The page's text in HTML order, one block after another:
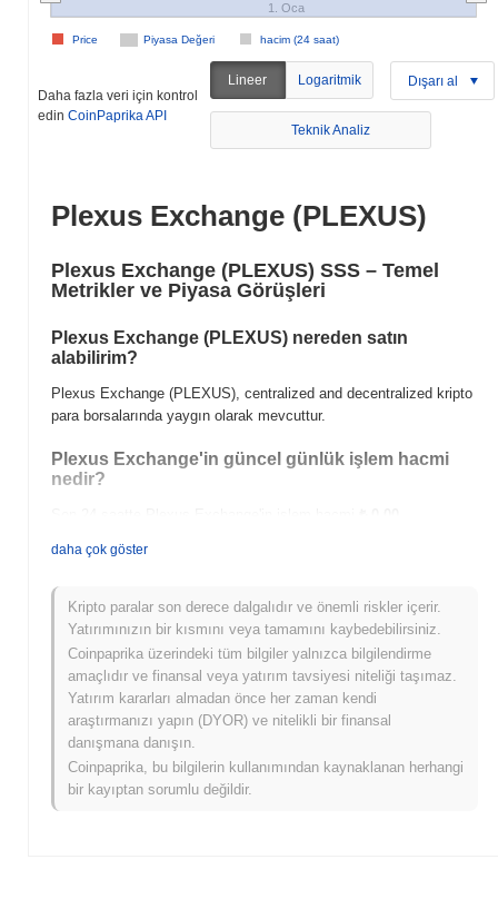
Piyasa Değeri hacim (24 saat)
Price
1. Oca
Daha fazla veri için kontrol
edin CoinPaprika API
Lineer Logaritmik Dışarı al
Teknik Analiz
Plexus Exchange (PLEXUS)
Plexus Exchange (PLEXUS) SSS – Temel
Metrikler ve Piyasa Görüşleri
Plexus Exchange (PLEXUS) nereden satın
alabilirim?
Plexus Exchange (PLEXUS), centralized and decentralized kripto
para borsalarında yaygın olarak mevcuttur.
Plexus Exchange'in güncel günlük işlem hacmi
nedir?
Plexus Exchange'in fiyat aralığı geçmişi nedir?
Tüm Zamanların En Yüksek Değeri (ATH): 13
Tüm Zamanların En Düşük Değeri (ATL):
Plexus Exchange şu anda ATH'sinin ~6.04%altında işlem görüyor
Plexus Exchange, daha geniş kripto piyasasıyla
karşılaştırıldığında nasıl performans gösteriyor?
Son 7 günde Plexus Exchange
piyasasından
daha çok göster
Kripto paralar son derece dalgalıdır ve önemli riskler içerir.
Yatırımınızın bir kısmını veya tamamını kaybedebilirsiniz.
Coinpaprika üzerindeki tüm bilgiler yalnızca bilgilendirme
amaçlıdır ve finansal veya yatırım tavsiyesi niteliği taşımaz.
Yatırım kararları almadan önce her zaman kendi
araştırmanızı yapın (DYOR) ve nitelikli bir finansal
danışmana danışın.
Coinpaprika, bu bilgilerin kullanımından kaynaklanan herhangi
bir kayıptan sorumlu değildir.